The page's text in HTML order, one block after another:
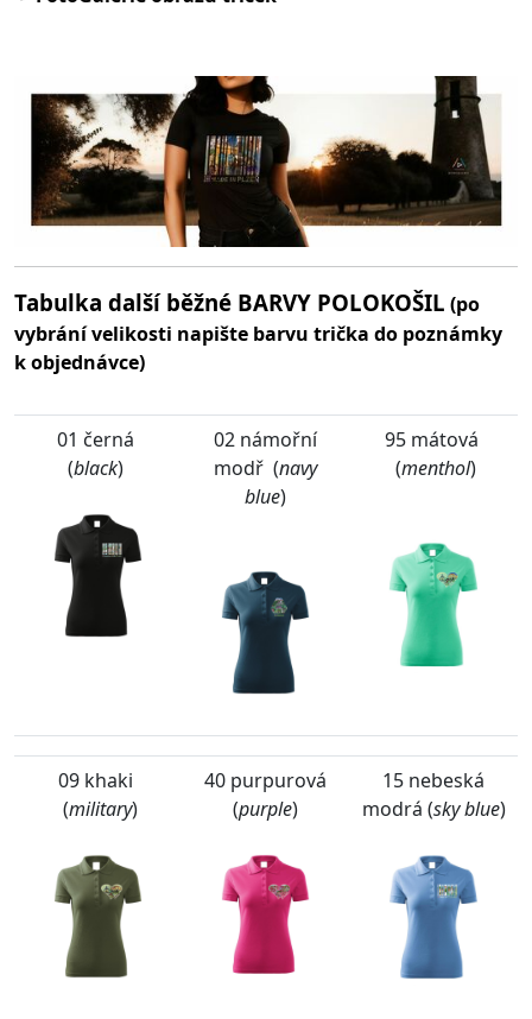
Tabulka další běžné BARVY POLOKOŠIL (po
vybrání velikosti napište barvu trička do poznámky
k objednávce)
01 černá
(black)
02 námořní
modř (navy
blue)
95 mátová
(menthol)
09 khaki
(military)
40 purpurová
(purple)
15 nebeská
modrá (sky blue)